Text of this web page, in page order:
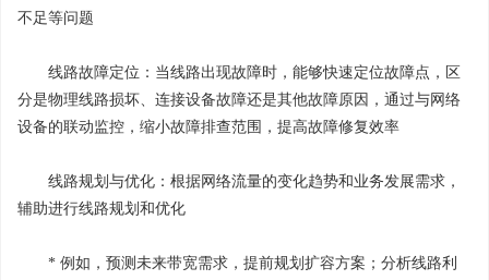
不足等问题
线路故障定位：当线路出现故障时，能够快速定位故障点，区
分是物理线路损坏、连接设备故障还是其他故障原因，通过与网络
设备的联动监控，缩小故障排查范围，提高故障修复效率
线路规划与优化：根据网络流量的变化趋势和业务发展需求，
辅助进行线路规划和优化
* 例如，预测未来带宽需求，提前规划扩容方案；分析线路利